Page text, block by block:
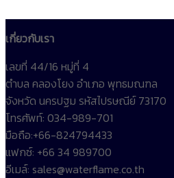
เกี่ยวกับเรา
เลขที่ 44/16 หมู่ที่ 4
ตำบล คลองโยง อำเภอ พุทธมณฑล
จังหวัด นครปฐม รหัสไปรษณีย์ 73170
โทรศัพท์: 034-989-701
มือถือ:+66-824794433
แฟกซ์: +66 34 989700
อีเมล์: sales@waterflame.co.th